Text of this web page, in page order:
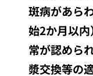
斑病があら
始2か月以
常が認めら
漿交換等の